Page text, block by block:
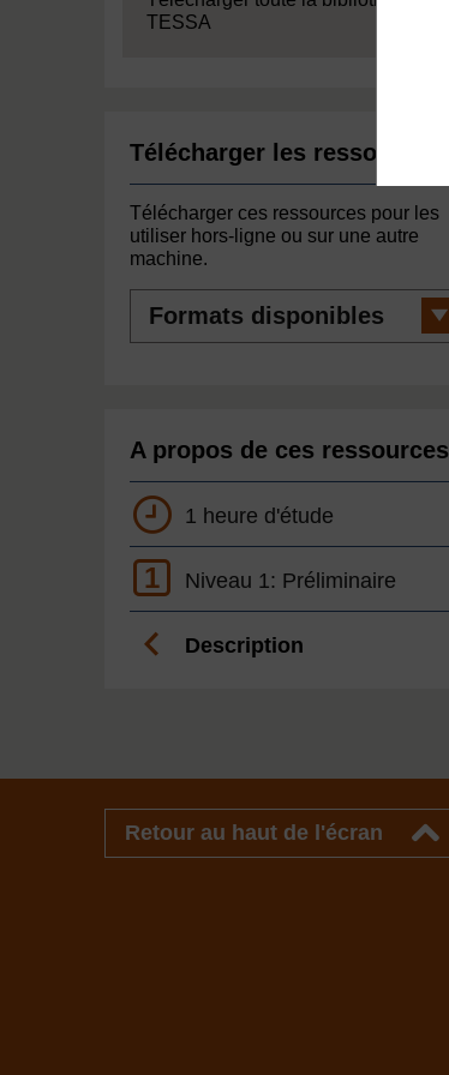
TESSA
Télécharger les ressources
Télécharger ces ressources pour les
utiliser hors-ligne ou sur une autre
machine.
disponibles
A propos de ces ressources
1 heure d'étude
1 Niveau 1: Préliminaire
Description
Retour au haut de l'écran